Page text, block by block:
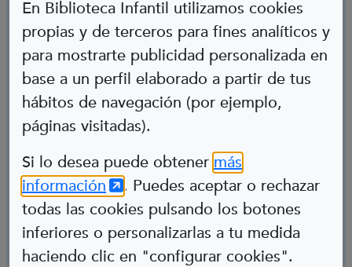
En Biblioteca Infantil utilizamos cookies
propias y de terceros para fines analíticos y
para mostrarte publicidad personalizada en
base a un perfil elaborado a partir de tus
hábitos de navegación (por ejemplo,
páginas visitadas).
Si lo desea puede obtener más
información (Abre en nueva ventana)
. Puedes aceptar o rechazar
todas las cookies pulsando los botones
inferiores o personalizarlas a tu medida
haciendo clic en "configurar cookies".
Koral
emozioen entrenatzaile
Osasun mentala
Abre en nueva ventana